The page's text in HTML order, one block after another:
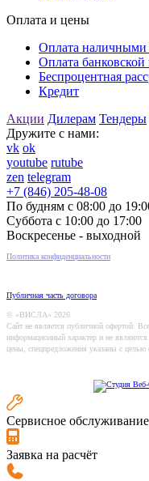
Оплата и цены
Оплата наличными
Оплата банковской
Беспроцентная
Кредит
Акции Дилерам Тендеры
Дружите с нами:
vk ok
youtube rutube
zen telegram
+7 (846) 205-48-08
По будням с 08:00 до
Суббота с 10:00 до 17:00
Воскресенье - выходной
Политика конфиденциальности
Публичная часть договора
© «ВИСЛА» 2026
Сайт не является публичной офертой.
информационный характер и не
цены, спецпредложения указаны с целью
Сервисное обслуживание
Заявка на расчёт